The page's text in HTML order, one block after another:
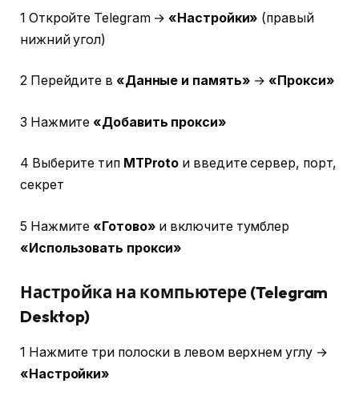
1 Откройте Telegram → «Настройки» (правый
нижний угол)
2 Перейдите в «Данные и память» → «Прокси»
3 Нажмите «Добавить прокси»
4 Выберите тип MTProto и введите сервер, порт,
секрет
5 Нажмите «Готово» и включите тумблер
«Использовать прокси»
Настройка на компьютере (Telegram
Desktop)
1 Нажмите три полоски в левом верхнем углу →
«Настройки»